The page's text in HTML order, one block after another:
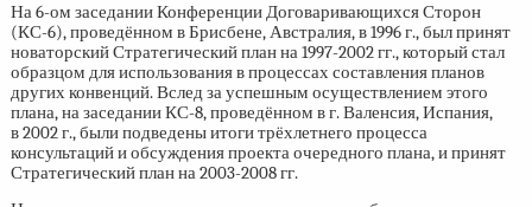
На6-ом заседании Конференции Договаривающихся Сторон
(КС-6), проведённом в Брисбене, Австралия, в 1996 г., был принят
новаторский Стратегический план на1997-2002 гг.,который стал
образцом для использования в процессах составления планов
других конвенций. Вслед за успешным осуществлением этого
плана, на заседании КС-8, проведённом в г. Валенсия, Испания,
в 2002 г., были подведены итоги трёхлетнего процесса
консультаций и обсуждения проекта очередного плана, и принят
Стратегический план на2003-2008 гг.